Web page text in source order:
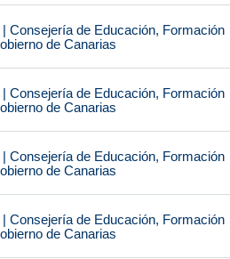
Consejería de Educación, Formación
de Canarias
Consejería de Educación, Formación
de Canarias
Consejería de Educación, Formación
de Canarias
Consejería de Educación, Formación
de Canarias